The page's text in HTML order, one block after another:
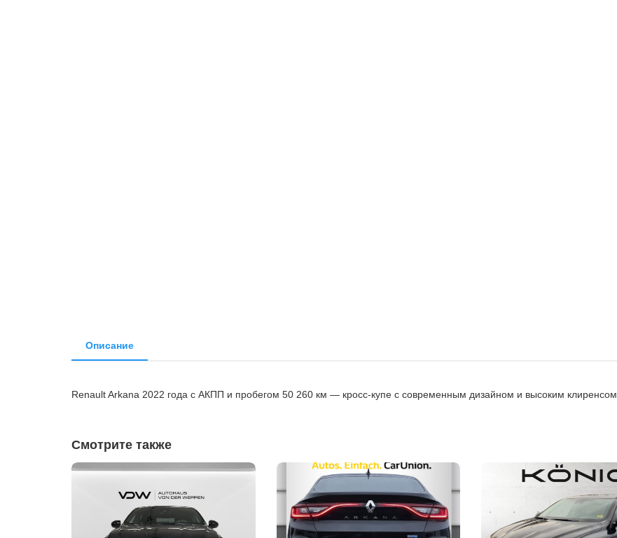
Описание
Renault Arkana 2022 года с АКПП и пробегом 50 260 км — кросс-купе с современным дизайном и высоким клиренсом.
Смотрите также